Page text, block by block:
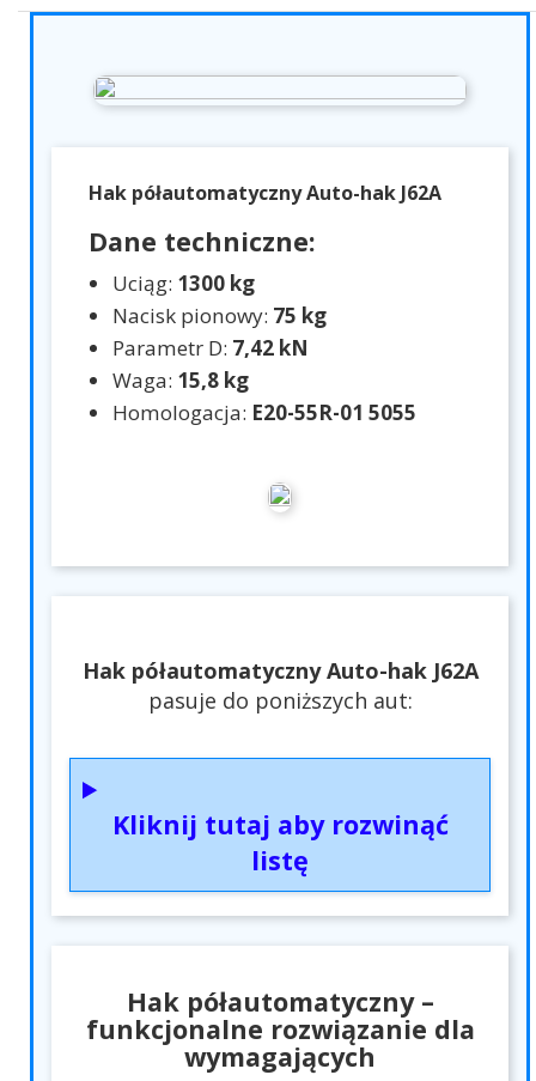
Hak półautomatyczny Auto-hak J62A
Dane techniczne:
Uciąg: 1300 kg
Nacisk pionowy: 75 kg
Parametr D: 7,42 kN
Waga: 15,8 kg
Homologacja: E20-55R-01 5055
Hak półautomatyczny Auto-hak J62A
pasuje do poniższych aut:
Kliknij tutaj aby rozwinąć
listę
Hak półautomatyczny –
funkcjonalne rozwiązanie dla
wymagających